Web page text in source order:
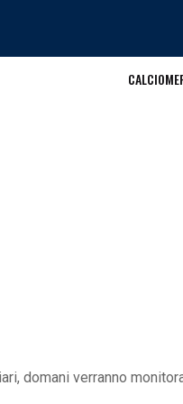
domani verranno